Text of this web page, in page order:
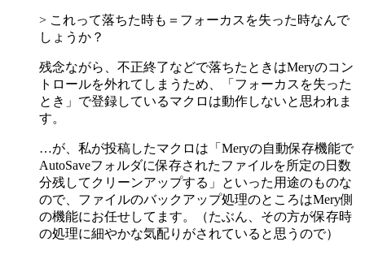
> これって落ちた時も＝フォーカスを失った時なんで
しょうか？
残念ながら、不正終了などで落ちたときはMeryのコン
トロールを外れてしまうため、「フォーカスを失った
とき」で登録しているマクロは動作しないと思われま
す。
…が、私が投稿したマクロは「Meryの自動保存機能で
AutoSaveフォルダに保存されたファイルを所定の日数
分残してクリーンアップする」といった用途のものな
ので、ファイルのバックアップ処理のところはMery側
の機能にお任せしてます。（たぶん、その方が保存時
の処理に細やかな気配りがされていると思うので）